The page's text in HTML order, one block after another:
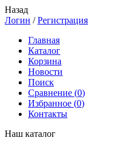
Назад
Логин /Регистрация
Главная
Каталог
Корзина
Новости
Поиск
Сравнение (0)
Избранное (0)
Контакты
Наш каталог